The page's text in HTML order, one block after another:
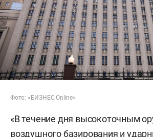
Фото: «БИЗНЕС Online»
«В течение дня высокоточным
воздушного базирования и